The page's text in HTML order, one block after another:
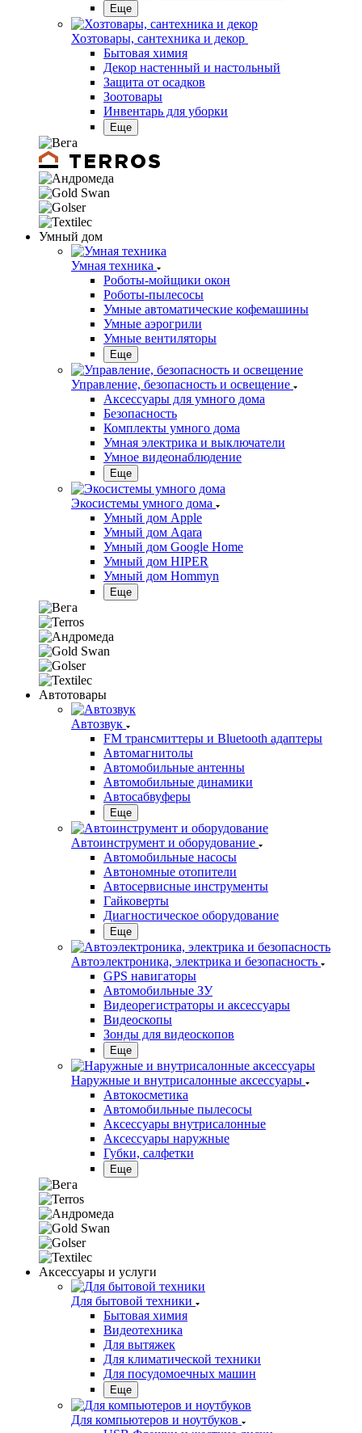
Еще
Хозтовары, сантехника и декор
Бытовая химия
Декор настенный и настольный
Защита от осадков
Зоотовары
Инвентарь для уборки
Еще
Умный дом
Умная техника
Роботы-мойщики окон
Роботы-пылесосы
Умные автоматические кофемашины
Умные аэрогрили
Умные вентиляторы
Еще
Управление, безопасность и освещение
Аксессуары для умного дома
Безопасность
Комплекты умного дома
Умная электрика и выключатели
Умное видеонаблюдение
Еще
Экосистемы умного дома
Умный дом Apple
Умный дом Aqara
Умный дом Google Home
Умный дом HIPER
Умный дом Hommyn
Еще
Автотовары
Автозвук
FM трансмиттеры и Bluetooth адаптеры
Автомагнитолы
Автомобильные антенны
Автомобильные динамики
Автосабвуферы
Еще
Автоинструмент и оборудование
Автомобильные насосы
Автономные отопители
Автосервисные инструменты
Гайковерты
Диагностическое оборудование
Еще
Автоэлектроника, электрика и безопасность
GPS навигаторы
Автомобильные ЗУ
Видеорегистраторы и аксессуары
Видеоскопы
Зонды для видеоскопов
Еще
Наружные и внутрисалонные аксессуары
Автокосметика
Автомобильные пылесосы
Аксесcуары внутрисалонные
Аксессуары наружные
Губки, салфетки
Еще
Аксессуары и услуги
Для бытовой техники
Бытовая химия
Видеотехника
Для вытяжек
Для климатической техники
Для посудомоечных машин
Еще
Для компьютеров и ноутбуков